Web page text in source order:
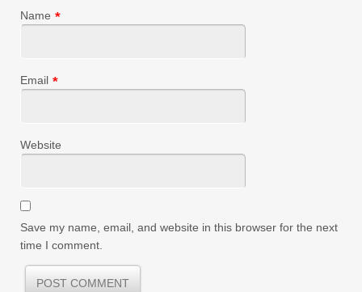
Name *
Email *
Website
Save my name, email, and website in this browser for the next
time I comment.